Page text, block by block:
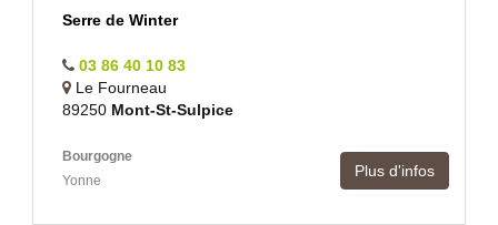
Serre de Winter
03 86 40 10 83
Le Fourneau
89250 Mont-St-Sulpice
Bourgogne
Yonne
Plus d'infos